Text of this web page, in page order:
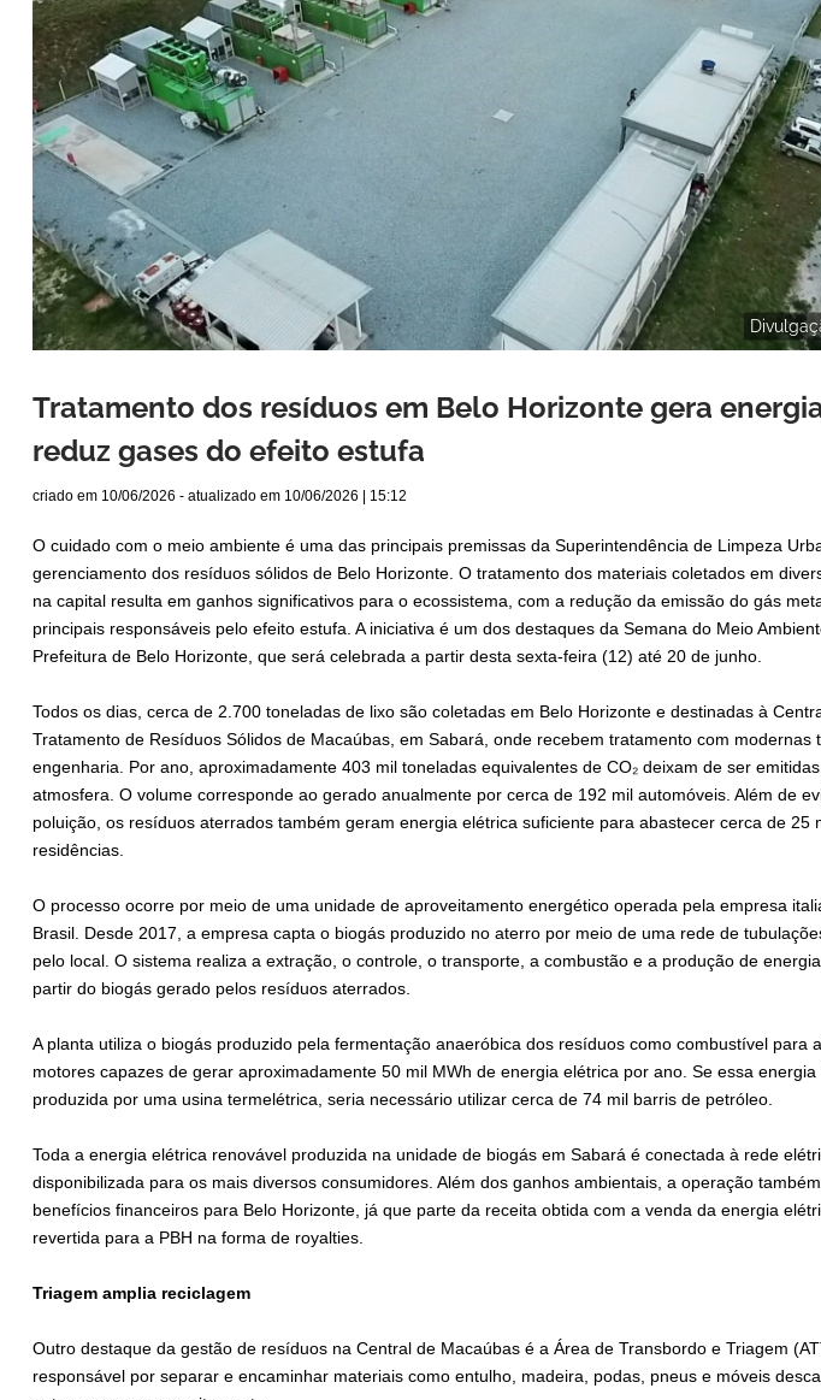
Tratamento dos resíduos em Belo Horizonte gera
reduz gases do efeito estufa
criado em 10/06/2026 - atualizado em 10/06/2026 | 15:12
O cuidado com o meio ambiente é uma das principais premissas da Superintendência de Limpeza
gerenciamento dos resíduos sólidos de Belo Horizonte. O tratamento dos materiais coletados em
na capital resulta em ganhos significativos para o ecossistema, com a redução da emissão do gás
principais responsáveis pelo efeito estufa. A iniciativa é um dos destaques da Semana do Meio
Prefeitura de Belo Horizonte, que será celebrada a partir desta sexta-feira (12) até 20 de junho.
Todos os dias, cerca de 2.700 toneladas de lixo são coletadas em Belo Horizonte e destinadas à
Tratamento de Resíduos Sólidos de Macaúbas, em Sabará, onde recebem tratamento com modernas
engenharia. Por ano, aproximadamente 403 mil toneladas equivalentes de CO₂ deixam de ser
atmosfera. O volume corresponde ao gerado anualmente por cerca de 192 mil automóveis. Além de
poluição, os resíduos aterrados também geram energia elétrica suficiente para abastecer cerca de 25
residências.
O processo ocorre por meio de uma unidade de aproveitamento energético operada pela empresa
Brasil. Desde 2017, a empresa capta o biogás produzido no aterro por meio de uma rede de
pelo local. O sistema realiza a extração, o controle, o transporte, a combustão e a produção de
partir do biogás gerado pelos resíduos aterrados.
A planta utiliza o biogás produzido pela fermentação anaeróbica dos resíduos como combustível para
motores capazes de gerar aproximadamente 50 mil MWh de energia elétrica por ano. Se essa energia
produzida por uma usina termelétrica, seria necessário utilizar cerca de 74 mil barris de petróleo.
Toda a energia elétrica renovável produzida na unidade de biogás em Sabará é conectada à rede
disponibilizada para os mais diversos consumidores. Além dos ganhos ambientais, a operação
benefícios financeiros para Belo Horizonte, já que parte da receita obtida com a venda da energia
revertida para a PBH na forma de royalties.
Triagem amplia reciclagem
Outro destaque da gestão de resíduos na Central de Macaúbas é a Área de Transbordo e Triagem
responsável por separar e encaminhar materiais como entulho, madeira, podas, pneus e móveis